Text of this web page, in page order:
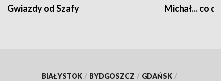
Gwiazdy od Szafy Michał... co
BIAŁYSTOK / BYDGOSZCZ / GDAŃSK /